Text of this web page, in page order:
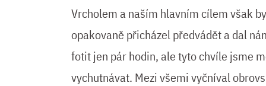
Vrcholem a naším hlavním cílem však
opakovaně přicházel předvádět a dal
fotit jen pár hodin, ale tyto chvíle jsme
vychutnávat. Mezi všemi vyčníval